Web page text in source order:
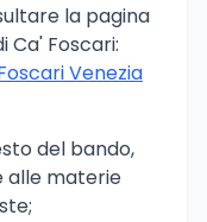
la pagina
Ca' Foscari:
Venezia
del bando,
alle materie